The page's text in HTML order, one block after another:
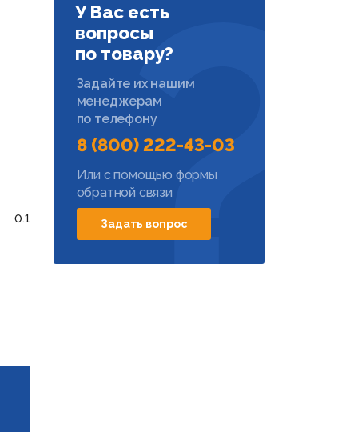
0.1
У Вас есть
вопросы
по товару?
Задайте их нашим
менеджерам
по телефону
8 (800) 222-43-03
Или с помощью формы
обратной связи
Задать вопрос